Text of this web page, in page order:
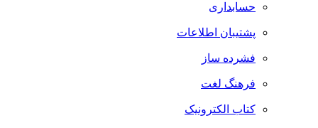
حسابداری
پشتیبان اطلاعات
فشرده ساز
فرهنگ لغت
کتاب الکترونیک